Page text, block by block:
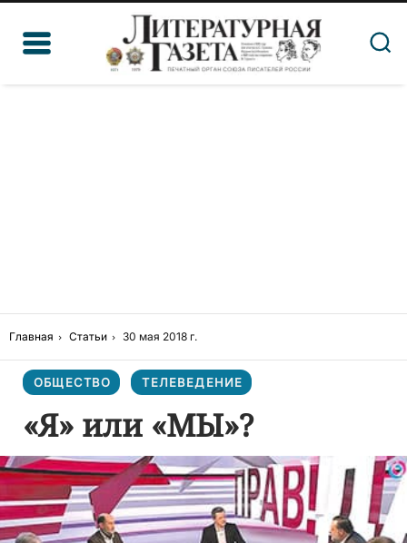
Главная Статьи 30 мая 2018 г.
ОБЩЕСТВО ТЕЛЕВЕДЕНИЕ
«Я» или «МЫ»?